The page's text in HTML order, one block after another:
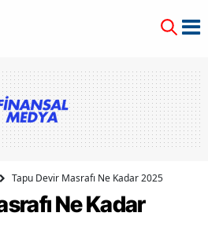
Tapu Devir Masrafı Ne Kadar 2025
Ne Kadar